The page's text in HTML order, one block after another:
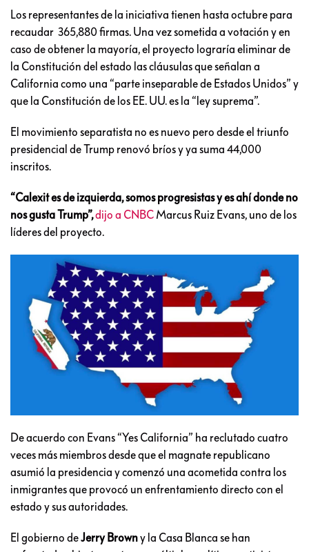
Los representantes de la iniciativa tienen hasta octubre para
recaudar 365,880 firmas. Una vez sometida a votación y en
caso de obtener la mayoría, el proyecto lograría eliminar de
la Constitución del estado las cláusulas que señalan a
California como una “parte inseparable de Estados Unidos” y
que la Constitución de los EE. UU. es la “ley suprema”.
El movimiento separatista no es nuevo pero desde el triunfo
presidencial de Trump renovó bríos y ya suma 44,000
inscritos.
“Calexit es de izquierda, somos progresistas y es ahí donde no
nos gusta Trump”,dijo a CNBC Marcus Ruiz Evans, uno de los
líderes del proyecto.
De acuerdo con Evans “Yes California” ha reclutado cuatro
veces más miembros desde que el magnate republicano
asumió la presidencia y comenzó una acometida contra los
inmigrantes que provocó un enfrentamiento directo con el
estado y sus autoridades.
El gobierno deJerry Browny la Casa Blanca se han